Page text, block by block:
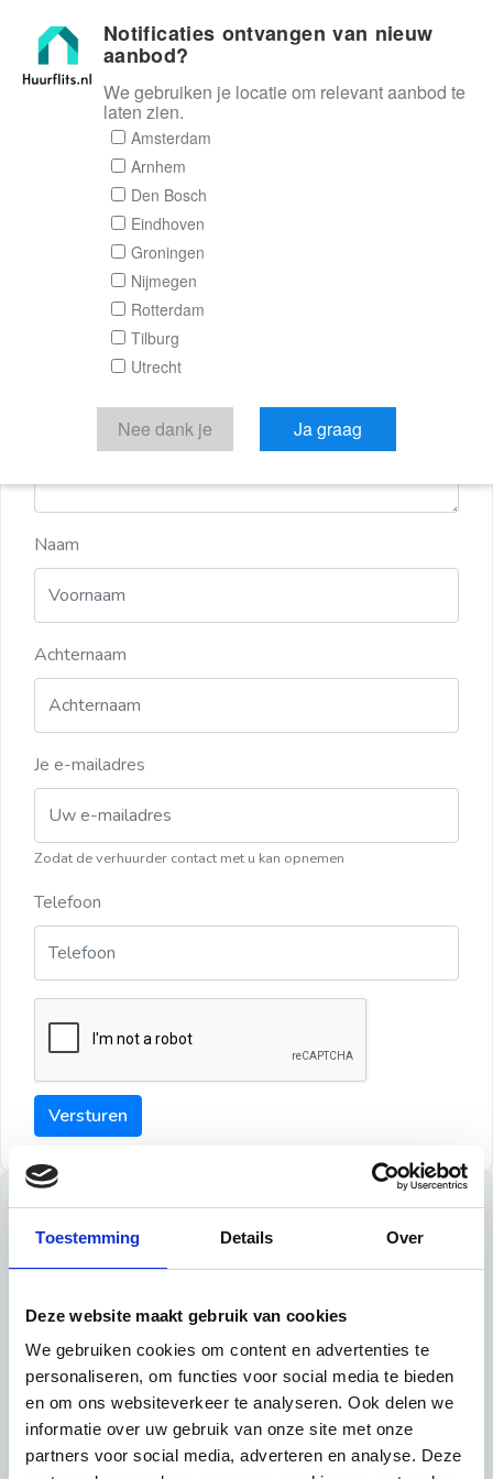
Toestemming Details Over
Deze website maakt gebruik van cookies
We gebruiken cookies om content en advertenties te
personaliseren, om functies voor social media te bieden
en om ons websiteverkeer te analyseren. Ook delen we
informatie over uw gebruik van onze site met onze
partners voor social media, adverteren en analyse. Deze
Huurflits
Reactieformulier
Huurflits
Verstuur je bericht
Door een bericht te sturen kom je in contact met de
aanbieder of makelaar van de woning.
Naam
Achternaam
Je e-mailadres
Zodat de verhuurder contact met u kan opnemen
Telefoon
Versturen
Tips
Tip 1:
Schrijf een duidelijke introductie en geef de volgende
informatie mee:
Ben je student, werkachtig of werkzoekend
Notificaties ontvangen van nieuw
aanbod?
We gebruiken je locatie om relevant aanbod te
laten zien.
Amsterdam
Arnhem
Den Bosch
Eindhoven
Groningen
Nijmegen
Rotterdam
Tilburg
Utrecht
Nee dank je Ja graag